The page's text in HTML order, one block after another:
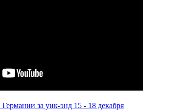
за уик-энд 15 - 18 декабря